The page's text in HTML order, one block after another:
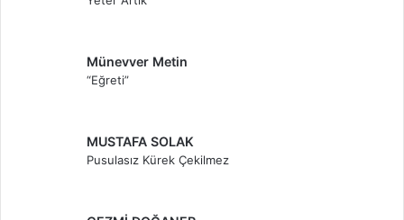
Münevver Metin
“Eğreti”
MUSTAFA SOLAK
Pusulasız Kürek Çekilmez